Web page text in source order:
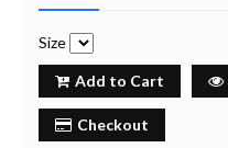
Size
Add to Cart
Checkout